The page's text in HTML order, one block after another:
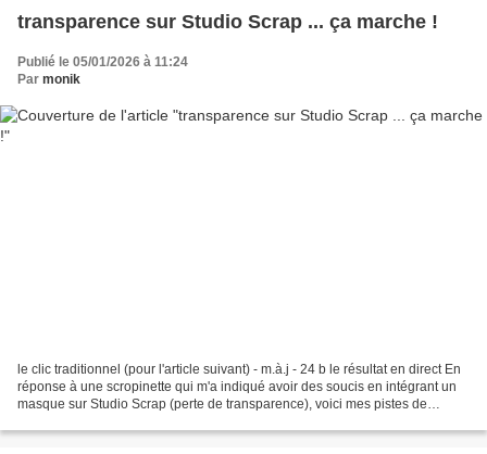
transparence sur Studio Scrap ... ça marche !
Publié le 05/01/2026 à 11:24
Par monik
le clic traditionnel (pour l'article suivant) - m.à.j - 24 b le résultat en direct En
réponse à une scropinette qui m'a indiqué avoir des soucis en intégrant un
masque sur Studio Scrap (perte de transparence), voici mes pistes de